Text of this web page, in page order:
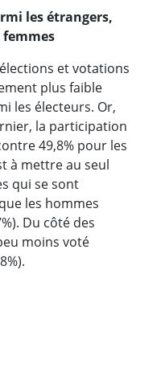
les étrangers,
et votations
plus faible
les électeurs. Or,
la participation
49,8% pour les
à mettre au seul
qui se sont
les hommes
Du côté des
moins voté